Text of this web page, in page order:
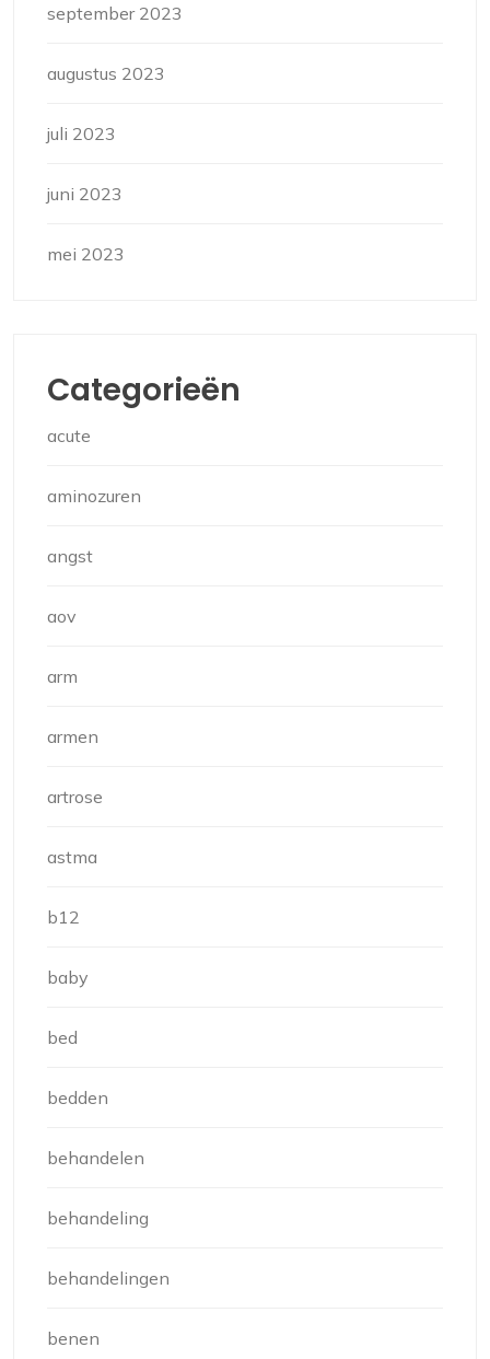
september 2023
augustus 2023
juli 2023
juni 2023
mei 2023
Categorieën
acute
aminozuren
angst
aov
arm
armen
artrose
astma
b12
baby
bed
bedden
behandelen
behandeling
behandelingen
benen